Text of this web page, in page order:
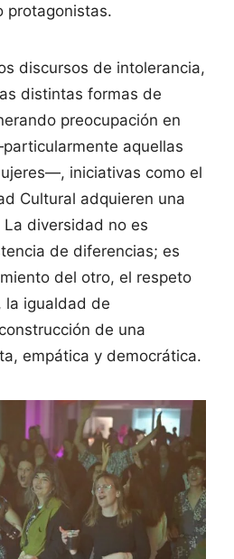
protagonistas.
discursos de intolerancia,
distintas formas de
preocupación en
aquellas
iniciativas como el
Cultural adquieren una
diversidad no es
de diferencias; es
del otro, el respeto
la igualdad de
de una
empática y democrática.